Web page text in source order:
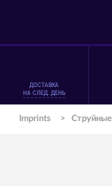
ДОСТАВКА
НА СЛЕД. ДЕНЬ
Imprints >